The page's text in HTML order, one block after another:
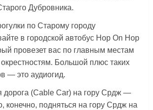
Дубровника.
по Старому городу
в городской автобус Hop On Hop
провезет вас по главным местам
окрестностям. Большой плюс таких
— это аудиогид.
дорога (Cable Car) на гору Срдж —
конечно, подняться на гору Срдж на